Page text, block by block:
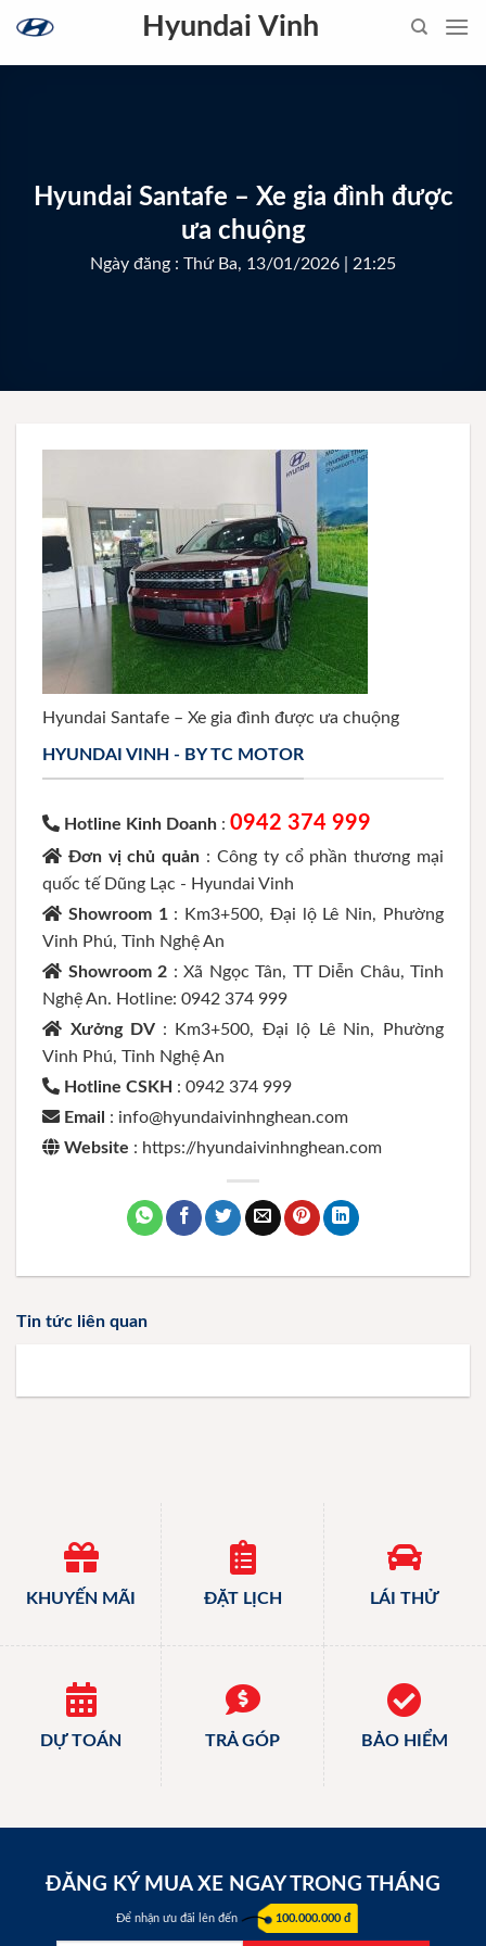
content
Hyundai Vinh
Hyundai Santafe – Xe gia đình được
ưa chuộng
Ngày đăng : Thứ Ba, 13/01/2026 | 21:25
Hyundai Santafe – Xe gia đình được ưa chuộng
HYUNDAI VINH - BY TC MOTOR
Hotline Kinh Doanh : 0942 374 999
Đơn vị chủ quản : Công ty cổ phần thương mại
quốc tế Dũng Lạc - Hyundai Vinh
Showroom 1 : Km3+500, Đại lộ Lê Nin, Phường
Vinh Phú, Tỉnh Nghệ An
Showroom 2 : Xã Ngọc Tân, TT Diễn Châu, Tỉnh
Nghệ An. Hotline: 0942 374 999
Xưởng DV : Km3+500, Đại lộ Lê Nin, Phường
Vinh Phú, Tỉnh Nghệ An
Hotline CSKH : 0942 374 999
Email : info@hyundaivinhnghean.com
Website : https://hyundaivinhnghean.com
Tin tức liên quan
KHUYẾN MÃI ĐẶT LỊCH LÁI THỬ
DỰ TOÁN TRẢ GÓP BẢO HIỂM
ĐĂNG KÝ MUA XE NGAY TRONG THÁNG
Để nhận ưu đãi lên đến 100.000.000 đ